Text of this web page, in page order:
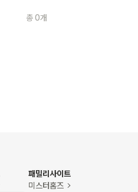
총 0개
패밀리사이트
미스터홈즈